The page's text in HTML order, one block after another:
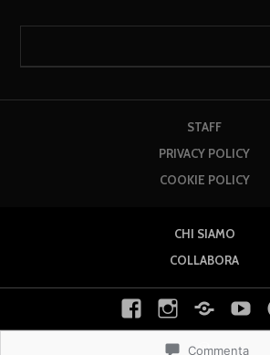
STAFF
PRIVACY POLICY
COOKIE POLICY
CHI SIAMO
COLLABORA
Commenta